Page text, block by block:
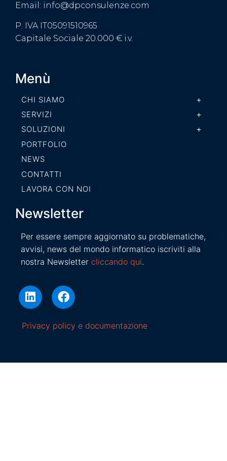
Email: info@dpconsulenze.com
P. IVA IT05091510965
Capitale Sociale 20.000 € i.v.
Menù
CHI SIAMO
SERVIZI
SOLUZIONI
PORTFOLIO
NEWS
CONTATTI
LAVORA CON NOI
Newsletter
Per essere sempre aggiornato su problematiche,
avvisi, news del mondo informatico iscriviti alla
nostra Newsletter cliccando qui.
Privacy policy e documentazione